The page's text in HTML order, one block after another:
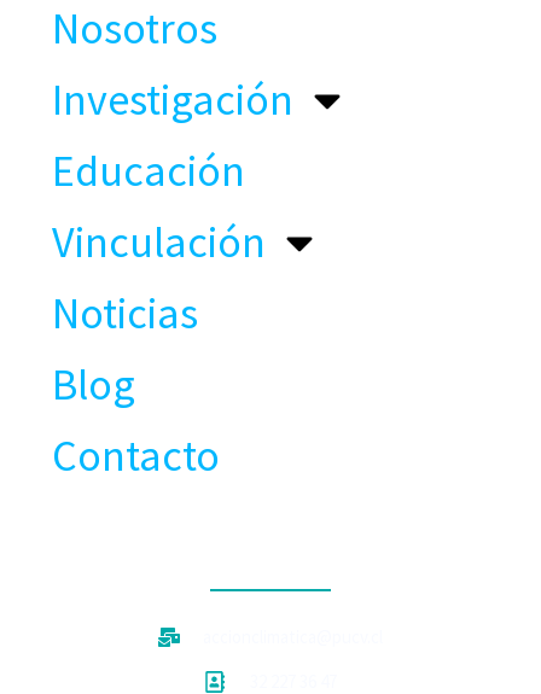
Nosotros
Investigación
Educación
Vinculación
Noticias
Blog
Contacto